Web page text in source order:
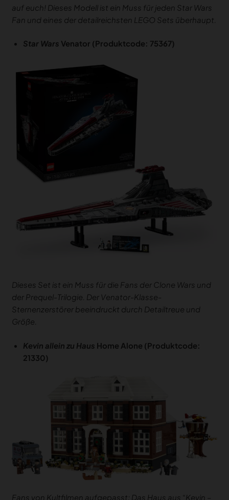
auf euch! Dieses Modell ist ein Muss für jeden Star Wars
Fan und eines der detailreichsten LEGO Sets überhaupt.
Star Wars Venator (Produktcode: 75367)
Dieses Set ist ein Muss für die Fans der Clone Wars und
der Prequel-Trilogie. Der Venator-Klasse-
Sternenzerstörer beeindruckt durch Detailtreue und
Größe.
Kevin allein zu Haus Home Alone (Produktcode:
21330)
Fans von Kultfilmen aufgepasst: Das Haus aus “Kevin –